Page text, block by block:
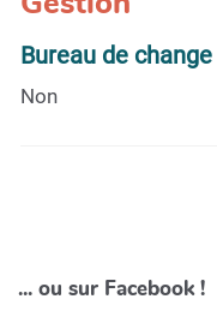
Bureau de change
Non
... ou sur Facebook !